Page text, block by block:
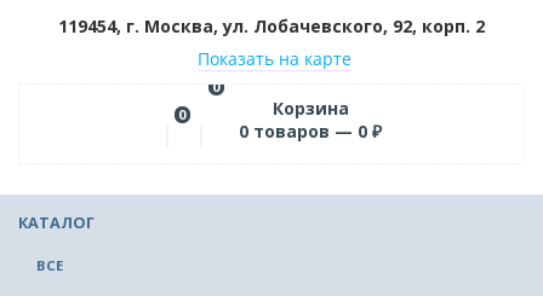
119454, г. Москва, ул. Лобачевского, 92, корп. 2
Показать на карте
0
0
Корзина
0 товаров — 0 ₽
КАТАЛОГ
ВСЕ